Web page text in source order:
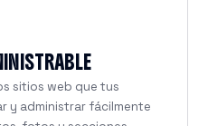
sitios web que tus
y administrar fácilmente